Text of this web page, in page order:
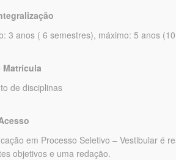
3 anos ( 6 semestres), máximo: 5 anos
Matrícula
de disciplinas
em Processo Seletivo – Vestibular é
objetivos e uma redação.